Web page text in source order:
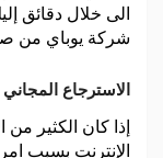
الى خلال دقائق
شركة يوباي من
الاسترجاع المجاني
إذا كان الكثير
الإنترنت بسبب